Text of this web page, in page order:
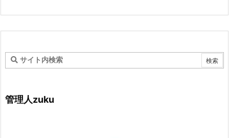
管理人zuku